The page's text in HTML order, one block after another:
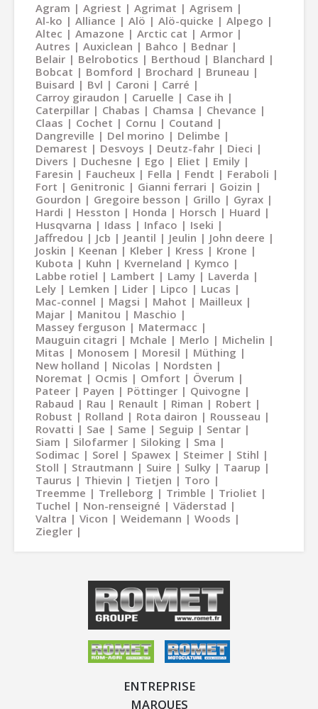
Agram Agriest Agrimat
Agrisem
Al-ko
Alliance Alö Alö-quicke
Alpego
Altec
Amazone Arctic cat
Armor
Autres
Auxiclean Bahco
Bednar
Belair
Belrobotics Berthoud
Blanchard
Bobcat
Bomford Brochard
Bruneau
Buisard
Bvl Caroni
Carré
Carroy giraudon
Caruelle
Case ih
Caterpillar
Chabas Chamsa
Chevance
Claas
Cochet Cornu
Coutand
Dangreville
Del morino
Delimbe
Demarest
Desvoys Deutz-fahr
Dieci
Divers
Duchesne Ego Eliet
Emily
Faresin
Faucheux Fella Fendt
Feraboli
Fort
Genitronic Gianni ferrari
Goizin
Gourdon
Gregoire besson Grillo
Gyrax
Hardi
Hesston Honda Horsch
Huard
Husqvarna
Idass Infaco
Iseki
Jaffredou
Jcb Jeantil Jeulin
John deere
Joskin
Keenan Kleber Kress
Krone
Kubota
Kuhn Kverneland
Kymco
Labbe rotiel
Lambert Lamy
Laverda
Lely
Lemken Lider Lipco
Lucas
Mac-connel
Magsi Mahot
Mailleux
Majar
Manitou
Maschio
Massey ferguson
Matermacc
Mauguin citagri
Mchale Merlo
Michelin
Mitas
Monosem Moresil
Müthing
New holland
Nicolas
Nordsten
Noremat
Ocmis Omfort
Överum
Pateer
Payen Pöttinger
Quivogne
Rabaud
Rau Renault Riman
Robert
Robust
Rolland Rota dairon
Rousseau
Rovatti
Sae Same Seguip
Sentar
Siam
Silofarmer Siloking
Sma
Sodimac
Sorel Spawex Steimer
Stihl
Stoll
Strautmann Suire Sulky
Taarup
Taurus
Thievin Tietjen
Toro
Treemme
Trelleborg Trimble
Trioliet
Tuchel
Non-renseigné
Väderstad
Valtra
Vicon Weidemann
Woods
Ziegler
ENTREPRISE
MARQUES